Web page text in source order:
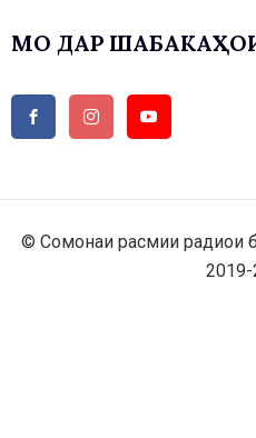
МО ДАР
© Сомонаи расмии радиои
2019-